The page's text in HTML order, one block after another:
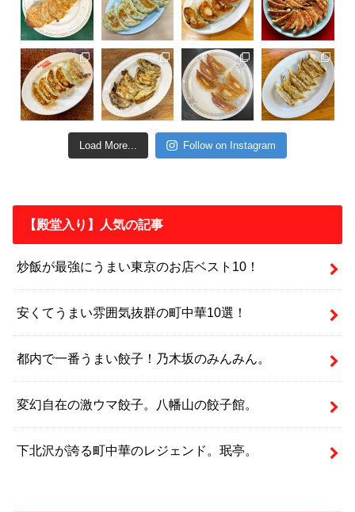
Load More... Follow on Instagram
【殿堂入り】人気の記事
炒飯が最強にうまい東京のお店ベスト10！
安くてうまい雰囲気抜群の町中華10選！
都内で一番うまい餃子！乃木坂のみんみん。
変幻自在の激ウマ餃子。八幡山の餃子館。
下北沢が誇る町中華のレジェンド。珉亭。